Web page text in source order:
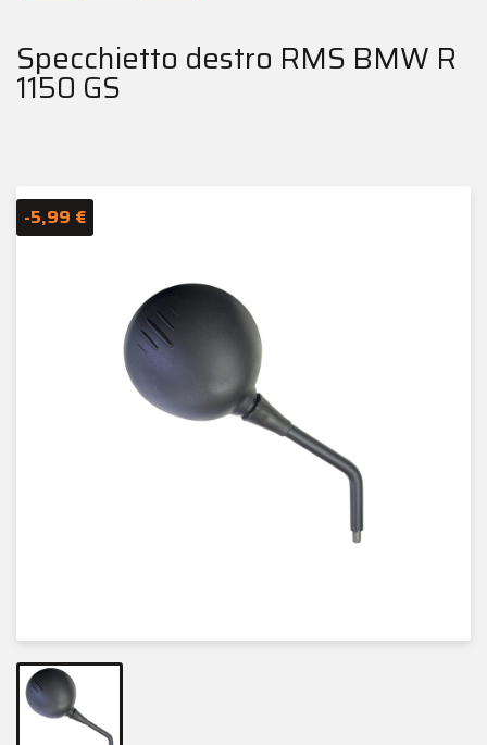
Specchietto destro RMS BMW R
1150 GS
-5,99 €